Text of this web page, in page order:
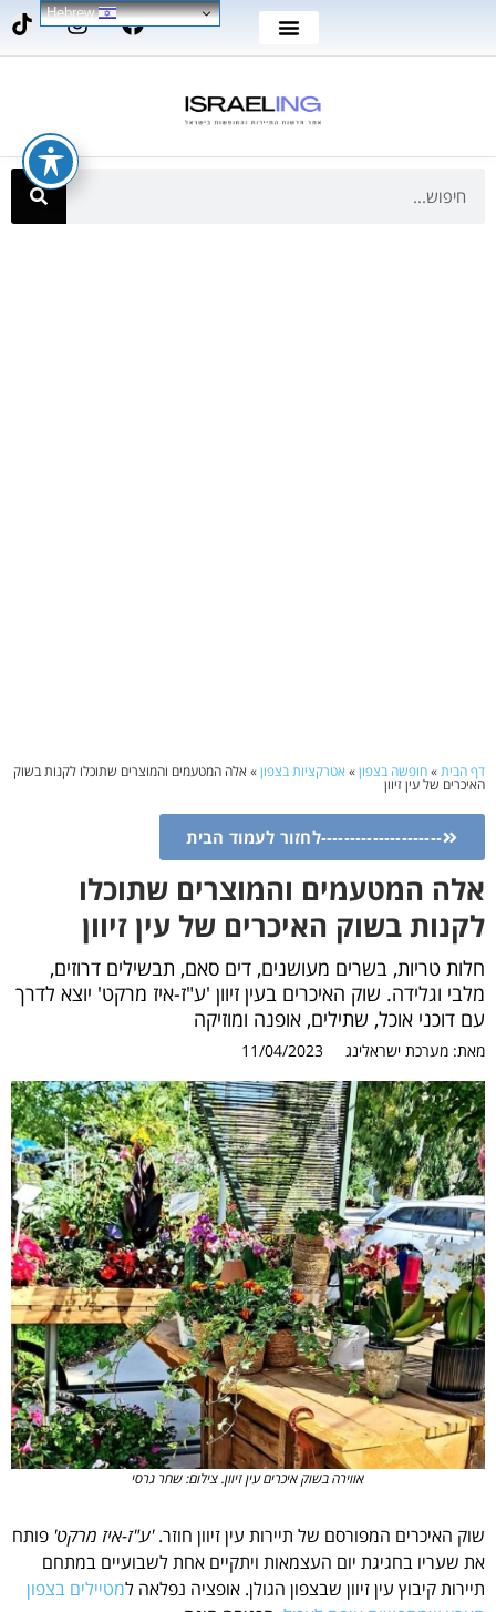
דף הבית»חופשה בצפון» אטרקציות בצפון» אלה המטעמים והמוצרים שתוכלו לקנות בשוק
האיכרים של עין זיוון
---------------------לחזור לעמוד הבית
אלה המטעמים והמוצרים שתוכלו
לקנות בשוק האיכרים של עין זיוון
חלות טריות, בשרים מעושנים, דים סאם, תבשילים דרוזים,
מלבי וגלידה. שוק האיכרים בעין זיוון 'ע"ז-איז מרקט' יוצא לדרך
עם דוכני אוכל, שתילים, אופנה ומוזיקה
מאת: מערכת ישראלינג 11/04/2023
אווירה בשוק איכרים עין זיוון. צילום: שחר גרסי
שוק האיכרים המפורסם של תיירות עין זיוון חוזר.'ע"ז-איז מרקט' פותח
את שעריו בחגיגת יום העצמאות ויתקיים אחת לשבועיים במתחם
תיירות קיבוץ עין זיוון שבצפון הגולן. אופציה נפלאה למטיילים בצפון
Hebrew